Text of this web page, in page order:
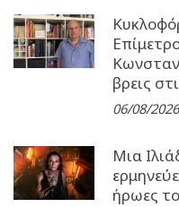
βρεις
06/08/2026
Μια
ήρωες